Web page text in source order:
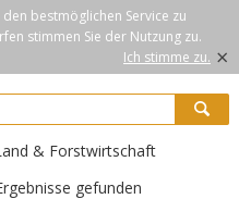
bestmöglichen Service zu
stimmen Sie der Nutzung zu.
Ich stimme zu. ×
& Forstwirtschaft
gefunden